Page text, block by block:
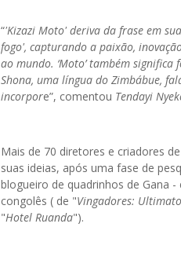
“'Kizazi Moto' deriva da frase em
fogo', capturando a paixão,
ao mundo. ‘Moto’ também
Shona, uma língua do Zimbábue,
incorpore”, comentou Tendayi
Mais de 70 diretores e criadores
suas ideias, após uma fase de
blogueiro de quadrinhos de Gana
congolês ( de "Vingadores: Ultimato
"Hotel Ruanda").